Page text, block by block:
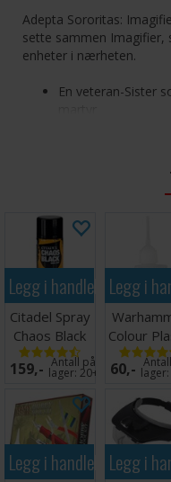
Adepta Sororitas:
sette sammen Imagifier,
enheter i nærheten.
En veteran-Sister
Kan settes
Settet består av 11
32mm rund base.
Legg i handlekurven
Citadel Spray
Chaos Black
159,- Antall på
lager: 20+
Legg i
Colour
Glue
60,-
Legg i handlekurven
Legg i